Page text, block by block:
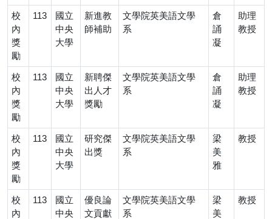
校
內
獎
勵
113
國立
中央
大學
新進教
師補助
文學院英美語文學
系
倉
誦
凝
助理
教授
校
內
獎
勵
113
國立
中央
大學
新聘傑
出人才
獎勵
文學院英美語文學
系
倉
誦
凝
助理
教授
校
內
獎
勵
113
國立
中央
大學
研究傑
出獎
文學院英美語文學
系
梁
美
雅
教授
校
內
113
國立
中央
優良論
文貢獻
文學院英美語文學
系
梁
美
教授